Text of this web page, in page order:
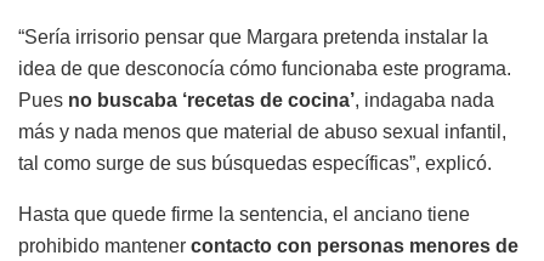
“Sería irrisorio pensar que Margara pretenda instalar la
idea de que desconocía cómo funcionaba este programa.
Pues no buscaba ‘recetas de cocina’, indagaba nada
más y nada menos que material de abuso sexual infantil,
tal como surge de sus búsquedas específicas”, explicó.
Hasta que quede firme la sentencia, el anciano tiene
prohibido mantener contacto con personas menores de